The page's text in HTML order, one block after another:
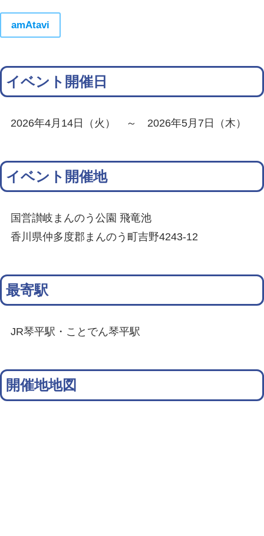
amAtavi
イベント開催日
2026年4月14日（火） ～ 2026年5月7日（木）
イベント開催地
国営讃岐まんのう公園 飛竜池
香川県仲多度郡まんのう町吉野4243-12
最寄駅
JR琴平駅・ことでん琴平駅
開催地地図